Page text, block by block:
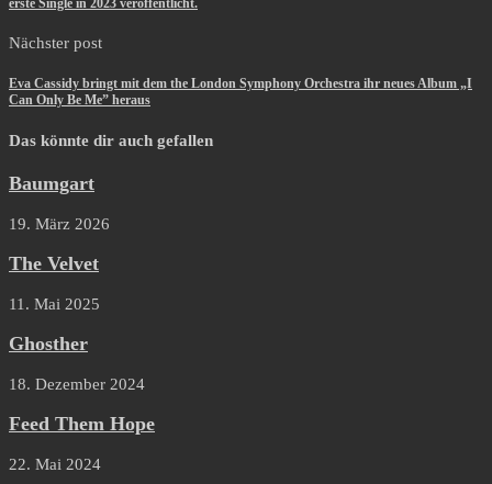
Nächster post
Eva Cassidy bringt mit dem the London Symphony Orchestra ihr neues Album „I
Can Only Be Me” heraus
Das könnte dir auch gefallen
Baumgart
19. März 2026
The Velvet
11. Mai 2025
Ghosther
18. Dezember 2024
Feed Them Hope
22. Mai 2024